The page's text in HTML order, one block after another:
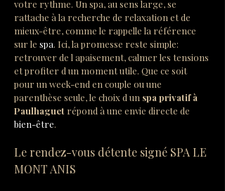
votre rythme. Un spa, au sens large, se
rattache à la recherche de relaxation et de
mieux-être, comme le rappelle la référence
sur le spa. Ici, la promesse reste simple:
retrouver de l apaisement, calmer les tensions
et profiter d un moment utile. Que ce soit
pour un week-end en couple ou une
parenthèse seule, le choix d un spa privatif à
Paulhaguet répond à une envie directe de
bien-être.
Le rendez-vous détente signé SPA LE
MONT ANIS